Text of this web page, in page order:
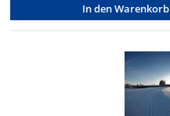
In den Warenkorb